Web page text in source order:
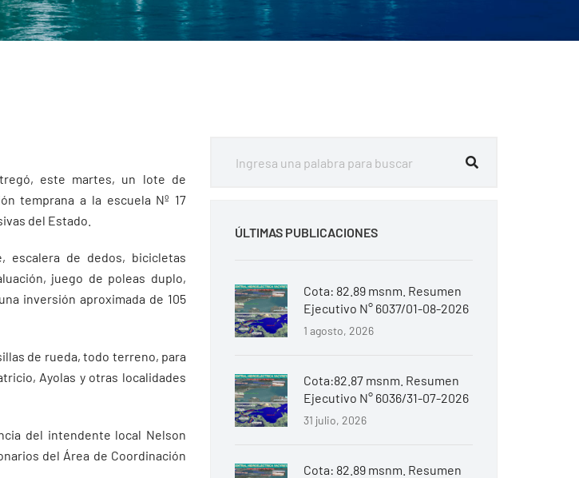
este martes, un lote de
temprana a la escuela Nº 17
del Estado.
escalera de dedos, bicicletas
juego de poleas duplo,
inversión aproximada de 105
de rueda, todo terreno, para
Ayolas y otras localidades
del intendente local Nelson
del Área de Coordinación
ÚLTIMAS PUBLICACIONES
Cota: 82.89 msnm. Resumen
Ejecutivo N° 6037/01-08-2026
1 agosto, 2026
Cota:82.87 msnm. Resumen
Ejecutivo N° 6036/31-07-2026
31 julio, 2026
Cota: 82.89 msnm. Resumen